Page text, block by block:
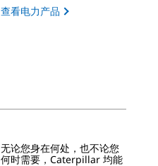
查看电力产品
无论您身在何处，也不论您
何时需要，Caterpillar 均能